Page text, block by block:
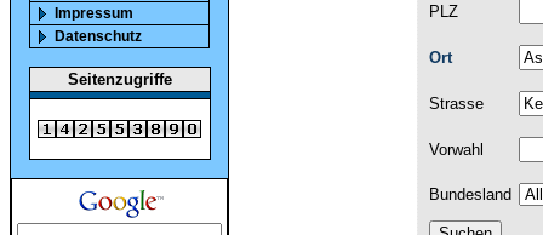
Impressum
Datenschutz
Seitenzugriffe
PLZ
Ort
Strasse
Vorwahl
Bundesland